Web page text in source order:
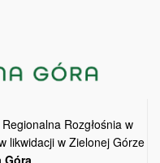
Rozgłośnia w
likwidacji w Zielonej Górze